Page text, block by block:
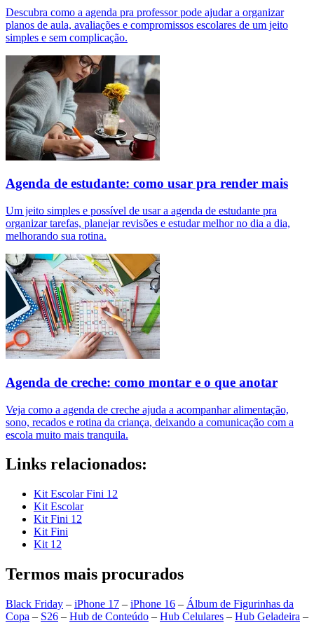
Descubra como a agenda pra professor pode ajudar a organizar
planos de aula, avaliações e compromissos escolares de um jeito
simples e sem complicação.
Agenda de estudante: como usar pra render mais
Um jeito simples e possível de usar a agenda de estudante pra
organizar tarefas, planejar revisões e estudar melhor no dia a dia,
melhorando sua rotina.
Agenda de creche: como montar e o que anotar
Veja como a agenda de creche ajuda a acompanhar alimentação,
sono, recados e rotina da criança, deixando a comunicação com a
escola muito mais tranquila.
Links relacionados:
Kit Escolar Fini 12
Kit Escolar
Kit Fini 12
Kit Fini
Kit 12
Termos mais procurados
Black Friday – iPhone 17 – iPhone 16 – Álbum de Figurinhas da
Copa – S26 – Hub de Conteúdo – Hub Celulares – Hub Geladeira –